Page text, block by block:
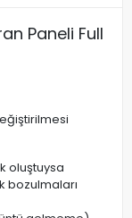
Paneli Full
oluştuysa
bozulmaları